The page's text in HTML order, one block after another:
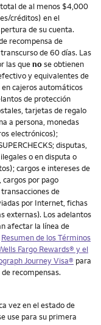
de al menos $4,000
créditos) en el
de su cuenta.
recompensa de
de 60 días. Las
las quenose obtienen
y equivalentes de
cajeros automáticos
de protección
tarjetas de regalo
a persona, monedas
electrónicos);
disputas,
o en disputa o
cargos e intereses de
por pago
de
por Internet, fichas
externas). Los adelantos
afectar la línea de
Resumen de los Términos
Fargo Rewards® y el
Journey Visa® para
recompensas.
vez en el estado de
use para su primera